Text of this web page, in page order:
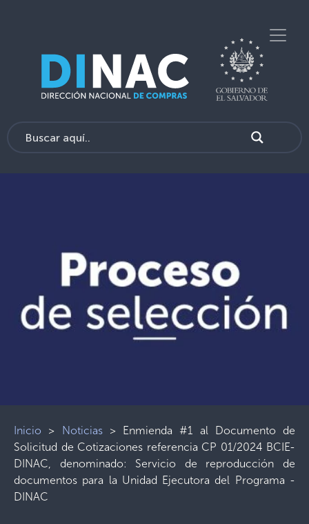
Inicio > Noticias> Enmienda #1 al Documento de
Solicitud de Cotizaciones referencia CP 01/2024 BCIE-
DINAC, denominado: Servicio de reproducción de
documentos para la Unidad Ejecutora del Programa -
DINAC